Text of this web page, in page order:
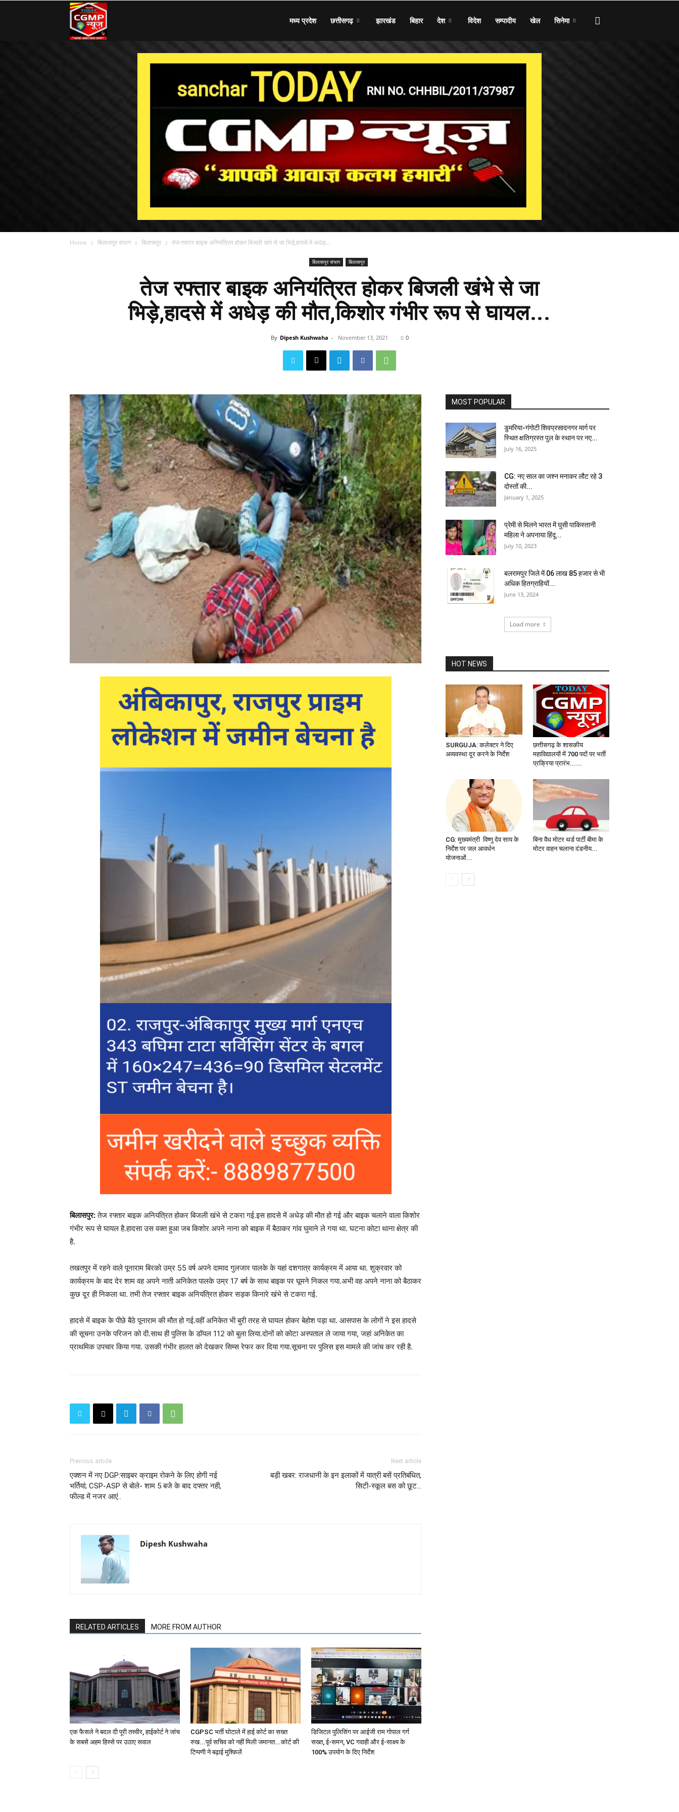
मध्य प्रदेश छत्तीसगढ़ झारखंड बिहार देश विदेश सम्पादीय खेल सिनेमा
Home बिलासपुर संभाग बिलासपुर तेज रफ्तार बाइक अनियंत्रित होकर बिजली खंभे से जा भिड़े,हादसे में अधेड़...
बिलासपुर संभाग बिलासपुर
तेज रफ्तार बाइक अनियंत्रित होकर बिजली खंभे से जा
भिड़े,हादसे में अधेड़ की मौत,किशोर गंभीर रूप से घायल...
By Dipesh Kushwaha - November 13, 2021 0
बिलासपुर:तेज रफ्तार बाइक अनियंत्रित होकर बिजली खंभे से टकरा गई.इस हादसे में अधेड़ की मौत हो गई और बाइक चलाने वाला किशोर
गंभीर रूप से घायल है.हादसा उस वक्त हुआ जब किशोर अपने नाना को बाइक में बैठाकर गांव घुमाने ले गया था. घटना कोटा थाना क्षेत्र की
है.
तखतपुर में रहने वाले पूनाराम बिरको उम्र 55 वर्ष अपने दामाद गुलजार पालके के यहां दशगात्र कार्यक्रम में आया था. शुक्रवार को
कार्यक्रम के बाद देर शाम वह अपने नाती अनिकेत पालके उम्र 17 बर्ष के साथ बाइक पर घूमने निकल गया.अभी वह अपने नाना को बैठाकर
कुछ दूर ही निकला था. तभी तेज रफ्तार बाइक अनियंत्रित होकर सड़क किनारे खंभे से टकरा गई.
हादसे में बाइक के पीछे बैठे पूनाराम की मौत हो गई.वहीं अनिकेत भी बुरी तरह से घायल होकर बेहोश पड़ा था. आसपास के लोगों ने इस हादसे
की सूचना उनके परिजन को दी.साथ ही पुलिस के डॉयल 112 को बुला लिया.दोनों को कोटा अस्पताल ले जाया गया, जहां अनिकेत का
प्राथमिक उपचार किया गया. उसकी गंभीर हालत को देखकर सिम्स रेफर कर दिया गया.सूचना पर पुलिस इस मामले की जांच कर रही है.
Previous article
एक्शन में नए DGP:साइबर क्राइम रोकने के लिए होगी नई
भर्तियां; CSP-ASP से बोले- शाम 5 बजे के बाद दफ्तर नही,
फील्ड में नजर आएं..
Next article
बड़ी खबर: राजधानी के इन इलाकों में यात्री बसें प्रतिबंधित,
सिटी-स्कूल बस को छूट...
Dipesh Kushwaha
RELATED ARTICLES MORE FROM AUTHOR
एक फैसले ने बदल दी पूरी तस्वीर, हाईकोर्ट ने जांच
के सबसे अहम हिस्से पर उठाए सवाल
CGPSC भर्ती घोटाले में हाई कोर्ट का सख्त
रुख...पूर्व सचिव को नहीं मिली जमानत...कोर्ट की
टिप्पणी ने बढ़ाई मुश्किलें
डिजिटल पुलिसिंग पर आईजी राम गोपाल गर्ग
सख्त, ई-समन, VC गवाही और ई-साक्ष्य के
100% उपयोग के दिए निर्देश
MOST POPULAR
डुमरिया-गंगोटी शिवप्रसादनगर मार्ग पर
स्थित क्षतिग्रस्त पुल के स्थान पर नए...
July 16, 2025
CG: नए साल का जश्न मनाकर लौट रहे 3
दोस्तों की...
January 1, 2025
प्रेमी से मिलने भारत में घुसी पाकिस्तानी
महिला ने अपनाया हिंदू...
July 10, 2023
बलरामपुर जिले में 06 लाख 85 हजार से भी
अधिक हितग्राहियों...
June 13, 2024
Load more
HOT NEWS
SURGUJA: कलेक्टर ने दिए
अव्यवस्था दूर करने के निर्देश
छत्तीसगढ़ के शासकीय
महाविद्यालयों में 700 पदों पर भर्ती
प्रक्रिया प्रारंभ......
CG: मुख्यमंत्री विष्णु देव साय के
निर्देश पर जल आवर्धन
योजनाओं...
बिना वैध मोटर थर्ड पार्टी बीमा के
मोटर वाहन चलाना दंडनीय...